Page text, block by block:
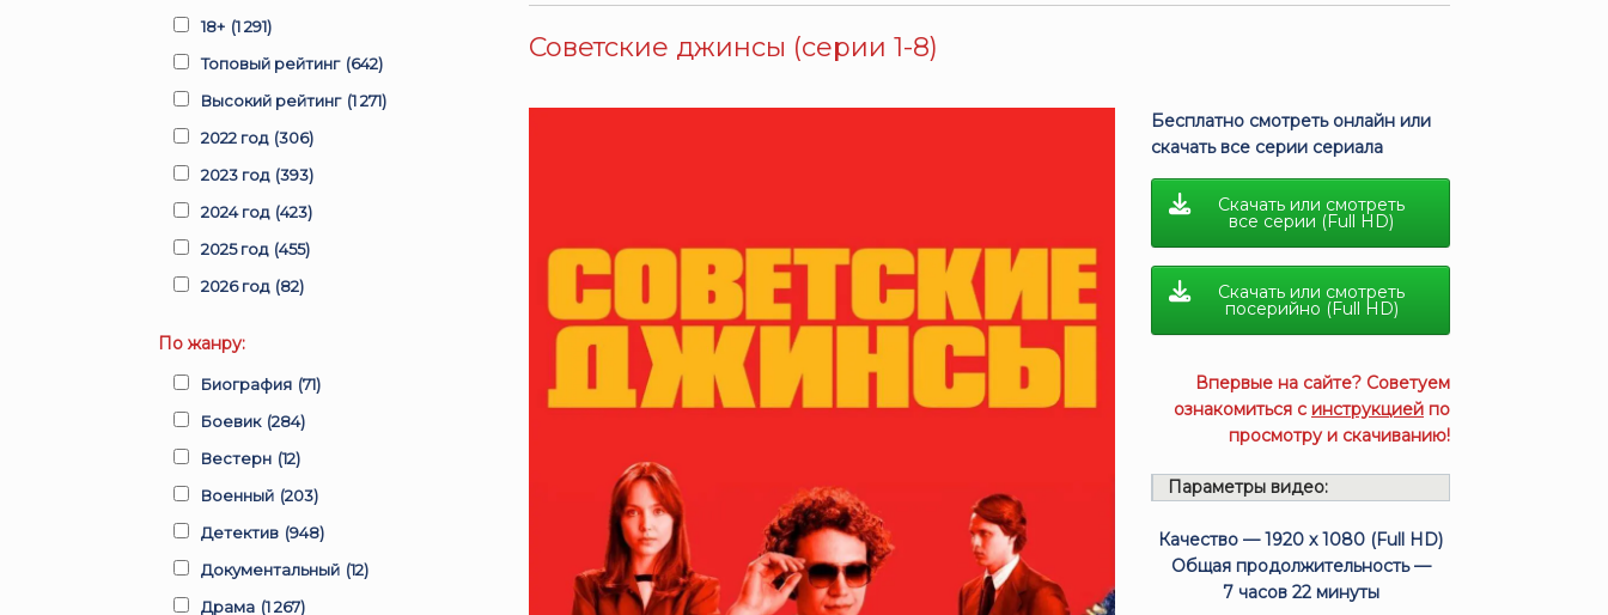
Советские джинсы (серии 1-8)
Бесплатно смотреть онлайн или
скачать все серии сериала
Скачать или смотреть
все серии (Full HD)
Скачать или смотреть
посерийно (Full HD)
Впервые на сайте? Советуем
ознакомиться с инструкцией по
просмотру и скачиванию!
Параметры видео:
Качество — 1920 x 1080 (Full HD)
Общая продолжительность —
7 часов 22 минуты
18+ (1 291)
Топовый рейтинг (642)
Высокий рейтинг (1 271)
2022 год (306)
2023 год (393)
2024 год (423)
2025 год (455)
2026 год (82)
По жанру:
Биография (71)
Боевик (284)
Вестерн (12)
Военный (203)
Детектив (948)
Документальный (12)
Драма (1 267)